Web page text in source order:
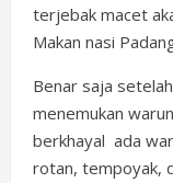
terjebak macet
Makan nasi
Benar saja
menemukan
berkhayal ada
rotan, tempoyak,